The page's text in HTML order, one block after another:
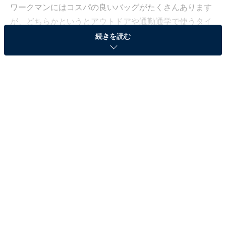
ワークマンにはコスパの良いバッグがたくさんあります
が、どちらかというとアウトドアや通勤通学で使うタイ
プが多いかもしれません。でも、レジの近くで見つけて
しまいました、ワークマンの「エコバッグ」。なんとワ
続きを読む